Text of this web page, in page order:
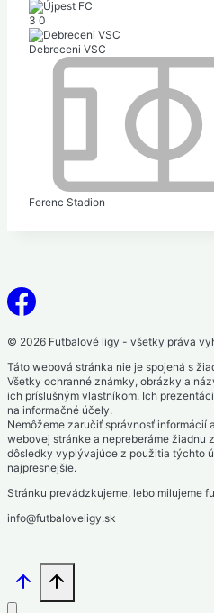
3 0
Debreceni VSC
Ferenc Stadion
© 2026 Futbalové ligy - všetky práva
Táto webová stránka nie je spojená s
Všetky ochranné známky, obrázky a
ich príslušným vlastníkom. Ich
na informačné účely.
Nemôžeme zaručiť správnosť informácií
webovej stránke a nepreberáme žiadnu
dôsledky vyplývajúce z použitia týchto
najpresnejšie.
Stránku prevádzkujeme, lebo milujeme
info@futbaloveligy.sk